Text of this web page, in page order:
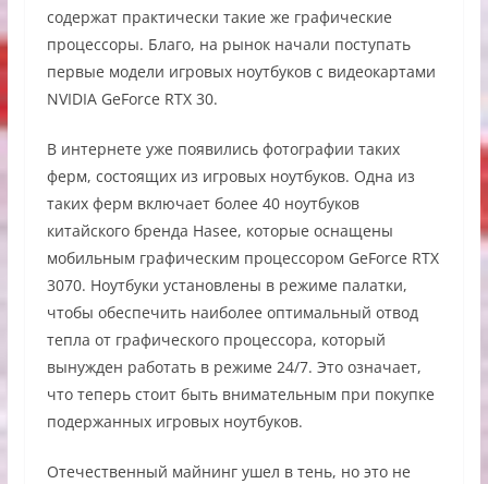
содержат практически такие же графические
процессоры. Благо, на рынок начали поступать
первые модели игровых ноутбуков с видеокартами
NVIDIA GeForce RTX 30.
В интернете уже появились фотографии таких
ферм, состоящих из игровых ноутбуков. Одна из
таких ферм включает более 40 ноутбуков
китайского бренда Hasee, которые оснащены
мобильным графическим процессором GeForce RTX
3070. Ноутбуки установлены в режиме палатки,
чтобы обеспечить наиболее оптимальный отвод
тепла от графического процессора, который
вынужден работать в режиме 24/7. Это означает,
что теперь стоит быть внимательным при покупке
подержанных игровых ноутбуков.
Отечественный майнинг ушел в тень, но это не